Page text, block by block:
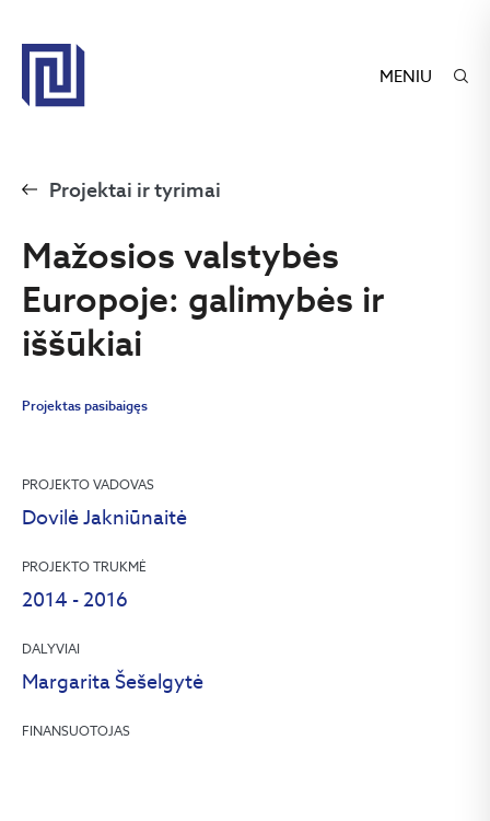
MENIU
Projektai ir tyrimai
Mažosios valstybės
Europoje: galimybės ir
iššūkiai
Projektas pasibaigęs
PROJEKTO VADOVAS
Dovilė Jakniūnaitė
PROJEKTO TRUKMĖ
2014 - 2016
DALYVIAI
Margarita Šešelgytė
FINANSUOTOJAS